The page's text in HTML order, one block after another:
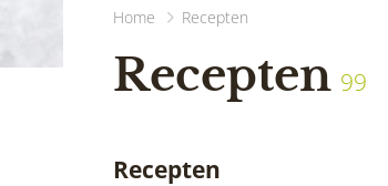
Home Recepten
Recepten 99
Recepten